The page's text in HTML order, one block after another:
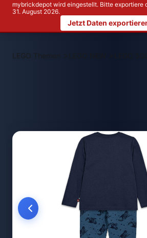
mybrickdepot wird eingestellt. Bitte exportiere
31. August 2026.
Jetzt Daten
LEGO Themen > LEGO